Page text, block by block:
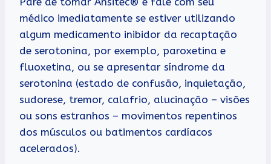
médico imediatamente se estiver utilizando
algum medicamento inibidor da recaptação
de serotonina, por exemplo, paroxetina e
fluoxetina, ou se apresentar síndrome da
serotonina (estado de confusão, inquietação,
sudorese, tremor, calafrio, alucinação – visões
ou sons estranhos – movimentos repentinos
dos músculos ou batimentos cardíacos
acelerados).